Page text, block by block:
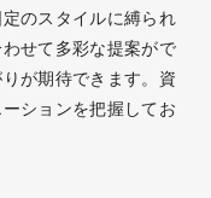
のスタイルに縛られ
せて多彩な提案がで
が期待できます。資
ションを把握してお